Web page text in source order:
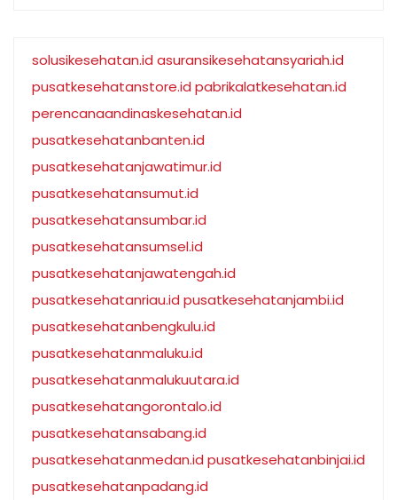
solusikesehatan.id asuransikesehatansyariah.id
pusatkesehatanstore.id pabrikalatkesehatan.id
perencanaandinaskesehatan.id
pusatkesehatanbanten.id
pusatkesehatanjawatimur.id
pusatkesehatansumut.id
pusatkesehatansumbar.id
pusatkesehatansumsel.id
pusatkesehatanjawatengah.id
pusatkesehatanriau.id pusatkesehatanjambi.id
pusatkesehatanbengkulu.id
pusatkesehatanmaluku.id
pusatkesehatanmalukuutara.id
pusatkesehatangorontalo.id
pusatkesehatansabang.id
pusatkesehatanmedan.id pusatkesehatanbinjai.id
pusatkesehatanpadang.id